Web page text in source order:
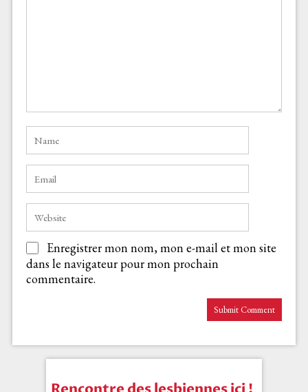
Enregistrer mon nom, mon e-mail et mon site
dans le navigateur pour mon prochain
commentaire.